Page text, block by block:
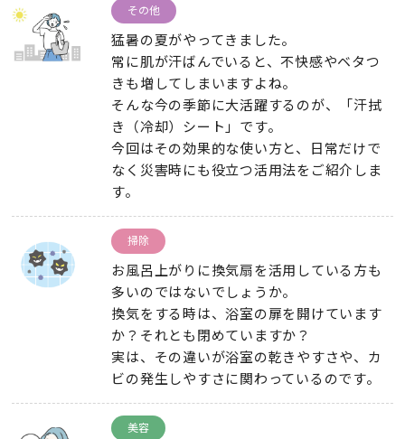
その他
猛暑の夏がやってきました。
常に肌が汗ばんでいると、不快感やベタつ
きも増してしまいますよね。
そんな今の季節に大活躍するのが、「汗拭
き（冷却）シート」です。
今回はその効果的な使い方と、日常だけで
なく災害時にも役立つ活用法をご紹介しま
す。
掃除
お風呂上がりに換気扇を活用している方も
多いのではないでしょうか。
換気をする時は、浴室の扉を開けています
か？それとも閉めていますか？
実は、その違いが浴室の乾きやすさや、カ
ビの発生しやすさに関わっているのです。
美容